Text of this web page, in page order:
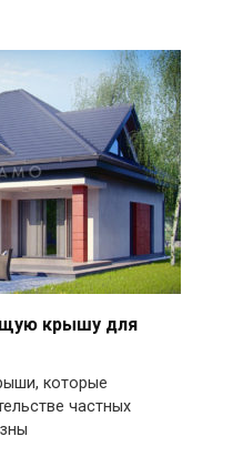
крышу для
которые
частных